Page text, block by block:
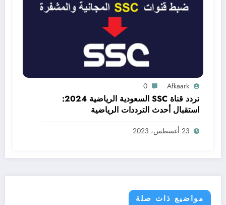
Afkaark
0
تردد قناة SSC السعودية الرياضية 2024:
استقبال أحدث الترددات الرياضية
23 أغسطس، 2023
مواضيع ذات صلة